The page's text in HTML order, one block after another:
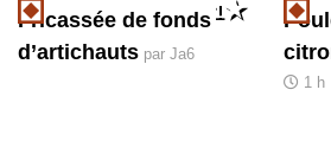
Fricassée de fonds
d’artichauts par Ja6
1
1 h